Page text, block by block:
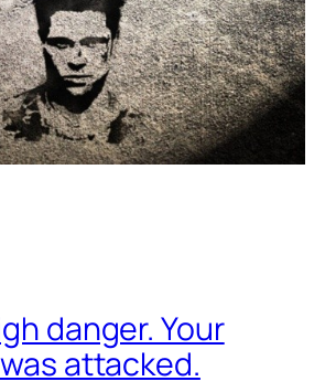
danger. Your
attacked.